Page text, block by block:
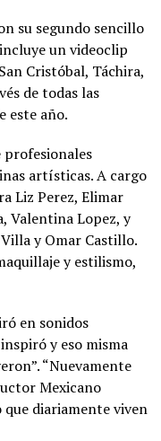
su segundo sencillo
un videoclip
Cristóbal, Táchira,
de todas las
este año.
profesionales
artísticas. A cargo
Liz Perez, Elimar
Valentina Lopez, y
y Omar Castillo.
y estilismo,
en sonidos
y eso misma
“Nuevamente
Mexicano
diariamente viven